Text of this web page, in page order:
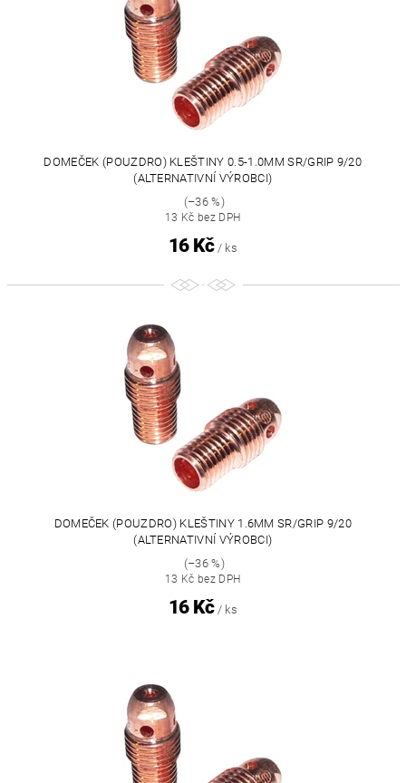
DOMEČEK (POUZDRO) KLEŠTINY 0.5-1.0MM SR/GRIP 9/20
(ALTERNATIVNÍ VÝROBCI)
(–36 %)
13 Kč bez DPH
16 Kč / ks
DOMEČEK (POUZDRO) KLEŠTINY 1.6MM SR/GRIP 9/20
(ALTERNATIVNÍ VÝROBCI)
(–36 %)
13 Kč bez DPH
16 Kč / ks